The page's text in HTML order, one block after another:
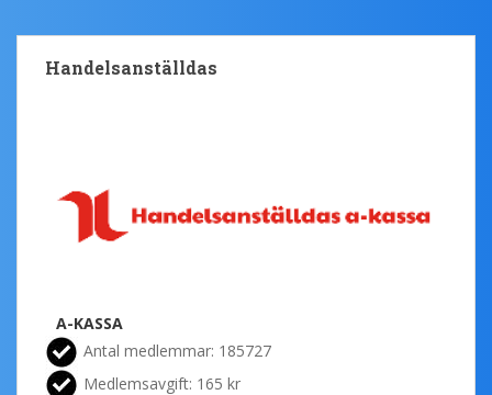
Handelsanställdas
A-KASSA
Antal medlemmar: 185727
Medlemsavgift: 165 kr